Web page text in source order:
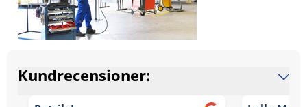
Kundrecensioner: